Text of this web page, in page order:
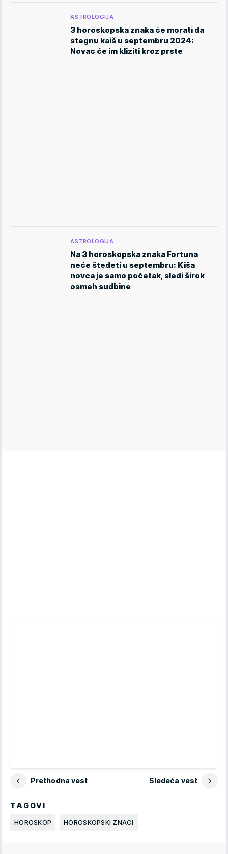
ASTROLOGIJA
3 horoskopska znaka će morati da
stegnu kaiš u septembru 2024:
Novac će im kliziti kroz prste
ASTROLOGIJA
Na 3 horoskopska znaka Fortuna
neće štedeti u septembru: Kiša
novca je samo početak, sledi širok
osmeh sudbine
Prethodna vest Sledeća vest
TAGOVI
HOROSKOP HOROSKOPSKI ZNACI